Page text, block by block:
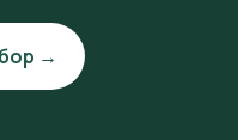
→